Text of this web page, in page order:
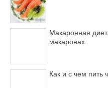
Макаронная
макаронах
Как и с чем пить